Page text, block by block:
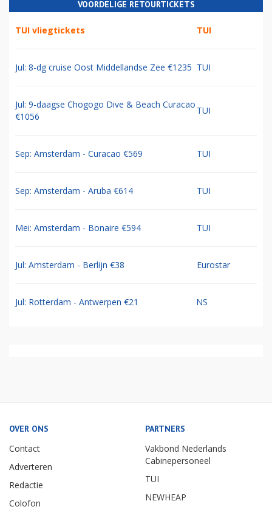
VOORDELIGE RETOURTICKETS
TUI vliegtickets TUI
Jul: 8-dg cruise Oost Middellandse Zee €1235 TUI
Jul: 9-daagse Chogogo Dive & Beach Curacao
€1056
TUI
Sep: Amsterdam - Curacao €569 TUI
Sep: Amsterdam - Aruba €614 TUI
Mei: Amsterdam - Bonaire €594 TUI
Jul: Amsterdam - Berlijn €38 Eurostar
Jul: Rotterdam - Antwerpen €21 NS
OVER ONS
Contact
Adverteren
Redactie
Colofon
PARTNERS
Vakbond Nederlands
Cabinepersoneel
TUI
NEWHEAP